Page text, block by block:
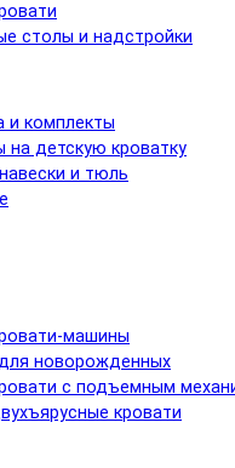
столы и надстройки
и комплекты
на детскую кроватку
и тюль
машины
новорожденных
с подъемным
кровати